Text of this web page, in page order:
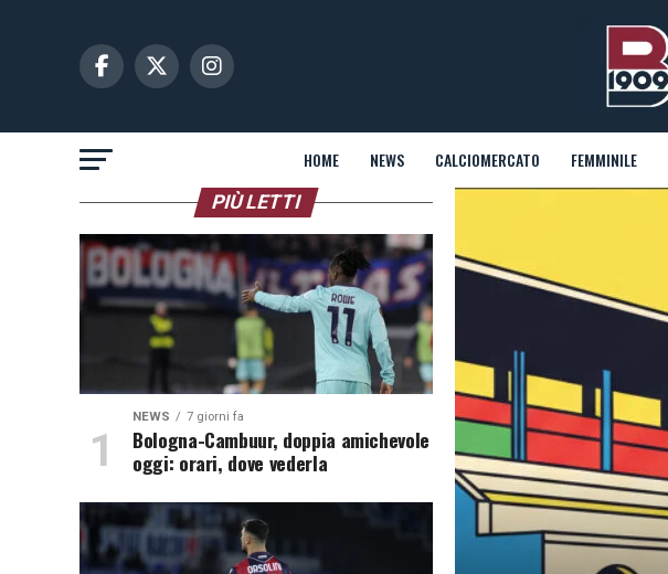
HOME NEWS CALCIOMERCATO FEMMINILE
PIÙ LETTI
NEWS 7 giorni fa
Bologna-Cambuur, doppia amichevole
oggi: orari, dove vederla